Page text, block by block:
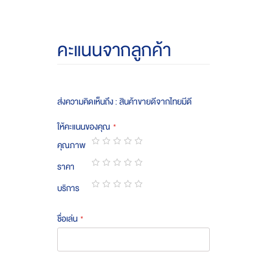
คะแนนจากลูกค้า
ส่งความคิดเห็นถึง : สินค้าขายดีจากไทยมีดี
ให้คะแนนของคุณ
คุณภาพ
1
star
2
stars
3
stars
4
stars
5
stars
ราคา
1
star
2
stars
3
stars
4
stars
5
stars
บริการ
ชื่อเล่น